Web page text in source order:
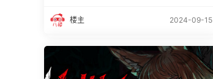
楼主 2024-09-15